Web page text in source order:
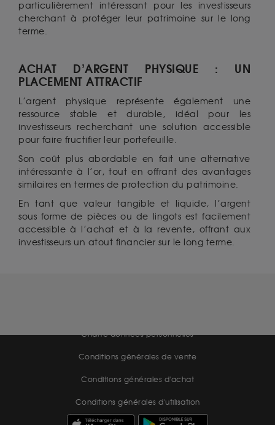
particulièrement intéressant pour les investisseurs
cherchant à protéger leur patrimoine sur le long
terme.
ACHAT D’ARGENT PHYSIQUE : UN
PLACEMENT ATTRACTIF
L’argent physique représente également une
ressource stable et durable, idéal pour les
investisseurs recherchant une solution accessible
pour faire fructifier leur portefeuille.
Son coût plus abordable en fait une alternative
intéressante à l’or, tout en offrant des avantages
similaires en termes de protection du patrimoine.
En tant que valeur tangible et liquide, l’argent
sous forme de pièces ou de lingots est facilement
accessible à l’achat et à la revente, offrant aux
investisseurs un atout financier sur le long terme.
Charte données personnelles
Conditions générales de vente
Conditions générales d'achat
Conditions générales d'utilisation